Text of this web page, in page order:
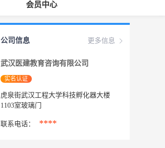
会员中心
更多信息
公司信息
武汉医建教育咨询有限公司
实名认证
虎泉街武汉工程大学科技孵化器大楼
1103室玻璃门
联系电话： ****